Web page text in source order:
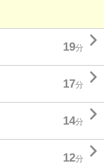
19分 
17分 
14分 
12分 